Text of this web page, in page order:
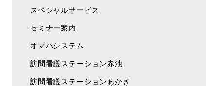
スペシャルサービス
セミナー案内
オマハシステム
訪問看護ステーション赤池
訪問看護ステーションあかぎ